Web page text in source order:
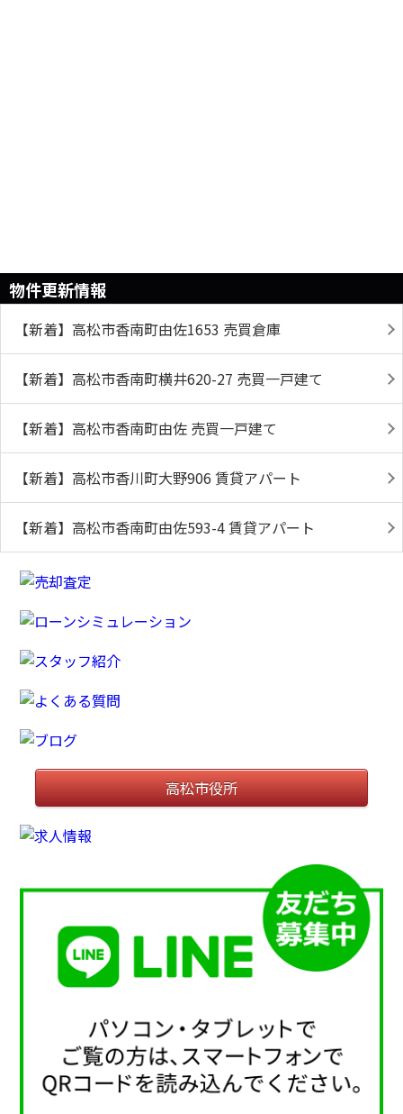
物件更新情報
【新着】高松市香南町由佐1653 売買倉庫
【新着】高松市香南町横井620-27 売買一戸建て
【新着】高松市香南町由佐 売買一戸建て
【新着】高松市香川町大野906 賃貸アパート
【新着】高松市香南町由佐593-4 賃貸アパート
高松市役所